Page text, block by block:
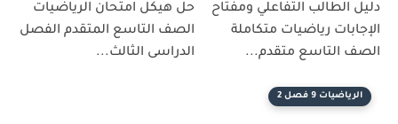
دليل الطالب التفاعلي ومفتاح
الإجابات رياضيات متكاملة
الصف التاسع متقدم...
حل هيكل امتحان الرياضيات
الصف التاسع المتقدم الفصل
الدراسى الثالث...
الرياضيات 9 فصل 2